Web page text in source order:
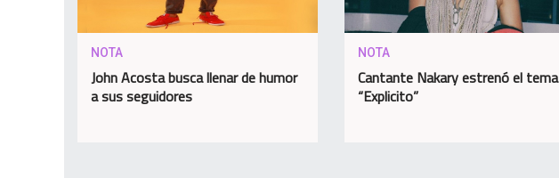
NOTA
John Acosta busca llenar de humor
a sus seguidores
NOTA
Cantante Nakary estrenó el tema
“Explicito”